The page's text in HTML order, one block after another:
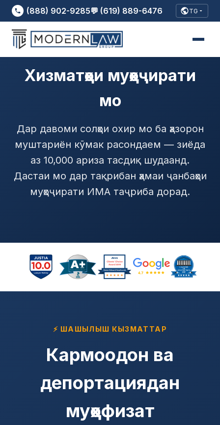
(888) 902-9285💬 (619) 889-6476 TG
Хизматҳои муҳоҷирати
мо
Дар давоми солҳои охир мо ба ҳазорон
муштариён кӯмак расондаем — зиёда
аз 10,000 ариза тасдиқ шудаанд.
Дастаи мо дар тақрибан ҳамаи ҷанбаҳои
муҳоҷирати ИМА таҷриба дорад.
⚡ ШАШЫЛЫШ КЫЗМАТТАР
Кармоодон ва
депортациядан
муҳофизат